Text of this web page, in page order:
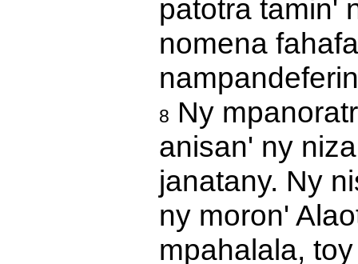
patotra tamin'
nomena
8 Ny
anisan' ny
janatany. Ny
ny moron'
mpahalala,